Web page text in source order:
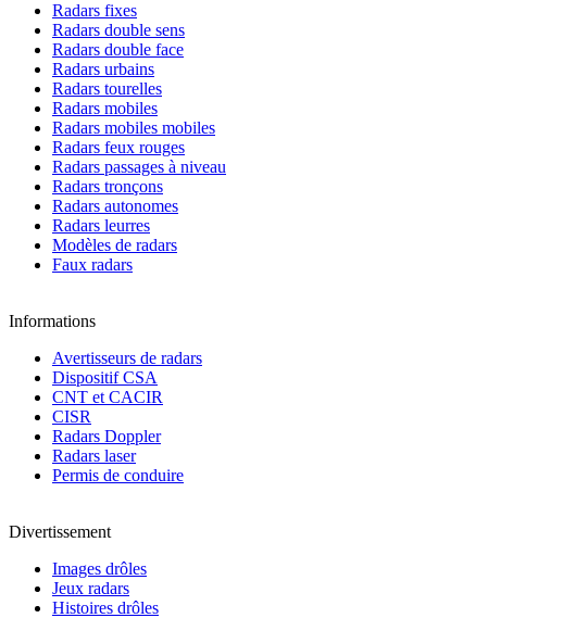
Radars fixes
Radars double sens
Radars double face
Radars urbains
Radars tourelles
Radars mobiles
Radars mobiles mobiles
Radars feux rouges
Radars passages à niveau
Radars tronçons
Radars autonomes
Radars leurres
Modèles de radars
Faux radars
Informations
Avertisseurs de radars
Dispositif CSA
CNT et CACIR
CISR
Radars Doppler
Radars laser
Permis de conduire
Divertissement
Images drôles
Jeux radars
Histoires drôles